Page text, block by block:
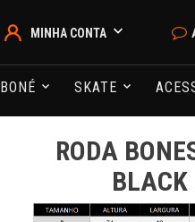
MINHA CONTA
BONÉ SKATE
RODA